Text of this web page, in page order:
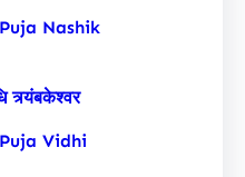
Nashik
त्र्यंबकेश्वर
Vidhi